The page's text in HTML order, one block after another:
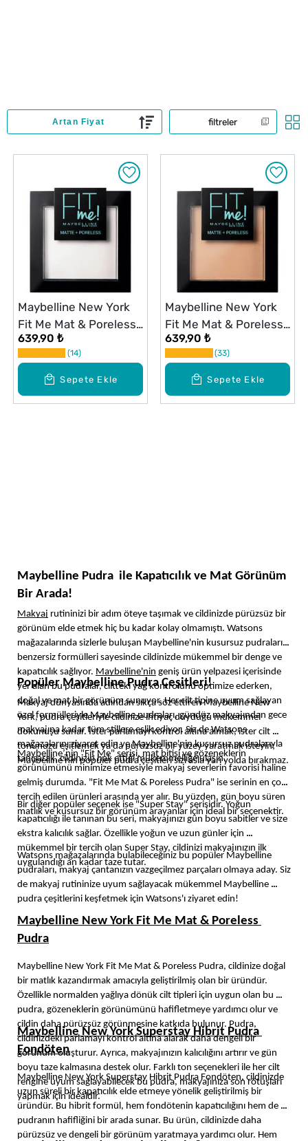
filtreler
Sepete Ekle
Maybelline New York
Fit Me Mat & Poreless
Pudra No: 90
Transparan
639,90 ₺
14
Sepete Ekle
Maybelline New York
Fit Me Mat & Poreless
Pudra No: 120 Classic
Ivory
639,90 ₺
33
Maybelline Pudra  ile Kapatıcılık ve Mat Görünüm
Bir Arada!
Makyaj rutininizi bir adım öteye taşımak ve cildinizde pürüzsüz bir
görünüm elde etmek hiç bu kadar kolay olmamıştı. Watsons
mağazalarında sizlerle buluşan Maybelline'nin kusursuz pudraları,
benzersiz formülleri sayesinde cildinizde mükemmel bir denge ve
kapatıcılık sağlıyor. Maybelline'nin geniş ürün yelpazesi içerisinde
yer alan bu pudralar, ciltteki yağ kontrolünü optimize ederken,
doğal ve mat bir görünüm sunuyor. Her cilt tipine uyum sağlayan
özel formülleriyle Maybelline pudraları, gündüz makyajından gece
makyajına kadar tüm stillere eşlik ediyor. Siz de Watsons
mağazalarını ziyaret edin ve Maybelline'nin kusursuz pudralarıyla
tanışarak, cildinizin hak ettiği mükemmelliğe ulaşın.
Popüler Maybelline Pudra Çeşitleri!
Makyaj dünyasında adından sıkça söz ettiren Maybelline New
York, pudra çeşitleriyle cildinize ihtiyaç duyduğu mükemmel
dokunuşu sunar. İster parlamayı kontrol altına almak, ister cilt
tonunuzu eşitlemek ya da pürüzsüz bir yüzey yaratmak isteyin;
Maybelline'nin popüler pudra çeşitleri sizi asla yarı yolda bırakmaz.
Maybelline’nin "Fit Me" serisi, mat bitişi ve gözeneklerin
görünümünü minimize etmesiyle makyaj severlerin favorisi haline
gelmiş durumda. "Fit Me Mat & Poreless Pudra" ise serinin en çok
tercih edilen ürünleri arasında yer alır. Bu yüzden, gün boyu süren
matlık ve kusursuz bir görünüm arayanlar için ideal bir seçenektir.
Bir diğer popüler seçenek ise "Super Stay" serisidir. Yoğun
kapatıcılığı ile tanınan bu seri, makyajınızı gün boyu sabitler ve size
ekstra kalıcılık sağlar. Özellikle yoğun ve uzun günler için
mükemmel bir tercih olan Super Stay, cildinizi makyajınızın ilk
uygulandığı an kadar taze tutar.
Watsons mağazalarında bulabileceğiniz bu popüler Maybelline
pudraları, makyaj çantanızın vazgeçilmez parçaları olmaya aday. Siz
de makyaj rutininize uyum sağlayacak mükemmel Maybelline
pudra çeşitlerini keşfetmek için Watsons'ı ziyaret edin!
Maybelline New York Fit Me Mat & Poreless
Pudra
Maybelline New York Fit Me Mat & Poreless Pudra, cildinize doğal
bir matlık kazandırmak amacıyla geliştirilmiş olan bir üründür.
Özellikle normalden yağlıya dönük cilt tipleri için uygun olan bu
pudra, gözeneklerin görünümünü hafifletmeye yardımcı olur ve
cildin daha pürüzsüz görünmesine katkıda bulunur. Pudra,
cildinizdeki parlamayı kontrol altına alarak daha dengeli bir
görünüm oluşturur. Ayrıca, makyajınızın kalıcılığını artırır ve gün
boyu taze kalmasına destek olur. Farklı ton seçenekleri ile her cilt
rengine uyum sağlayabilecek bu pudra, makyajınıza son rötuşları
yapmak için idealdir.
Maybelline New York Superstay Hibrit Pudra
Fondöten
Maybelline New York Superstay Hibrit Pudra Fondöten, cildinizde
uzun süreli bir kapatıcılık elde etmeye yönelik geliştirilmiş bir
üründür. Bu hibrit formül, hem fondötenin kapatıcılığını hem de
pudranın hafifliğini bir arada sunar. Bu ürün, cildinizde daha
pürüzsüz ve dengeli bir görünüm yaratmaya yardımcı olur. Hem